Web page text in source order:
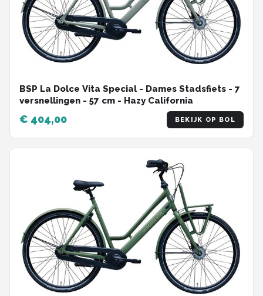
BSP La Dolce Vita Special - Dames Stadsfiets - 7
versnellingen - 57 cm - Hazy California
€ 404,00 BEKIJK OP BOL